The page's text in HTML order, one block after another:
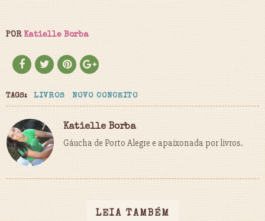
POR Katielle Borba
TAGS: LIVROS NOVO CONCEITO
Katielle Borba
Gáucha de Porto Alegre e apaixonada por livros.
LEIA TAMBÉM